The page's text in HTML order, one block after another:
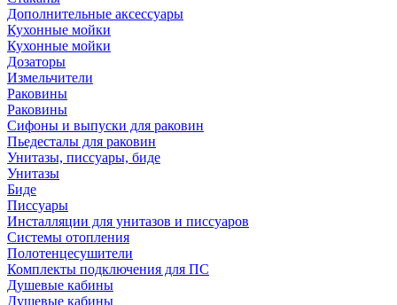
Дополнительные аксессуары
Кухонные мойки
Кухонные мойки
Дозаторы
Измельчители
Раковины
Раковины
Сифоны и выпуски для раковин
Пьедесталы для раковин
Унитазы, писсуары, биде
Унитазы
Биде
Писсуары
Инсталляции для унитазов и писсуаров
Системы отопления
Полотенцесушители
Комплекты подключения для ПС
Душевые кабины
Душевые кабины